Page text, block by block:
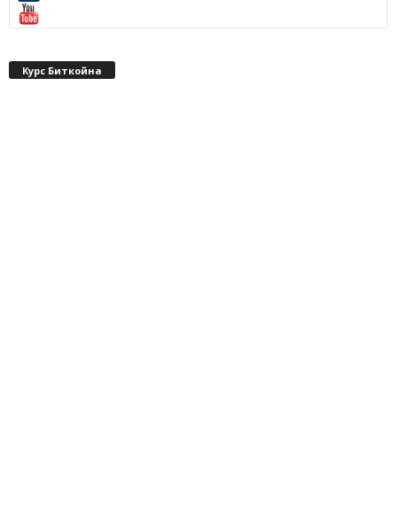
Курс Биткойна